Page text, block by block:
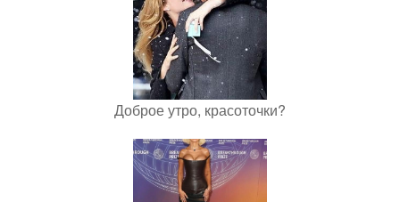
Доброе утро, красоточки?